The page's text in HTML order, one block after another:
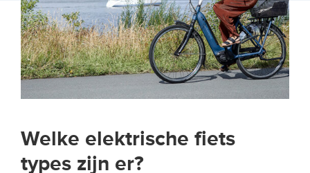
Welke elektrische fiets
types zijn er?